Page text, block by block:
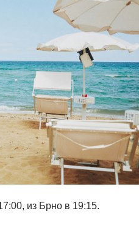
из Брно в 19:15.